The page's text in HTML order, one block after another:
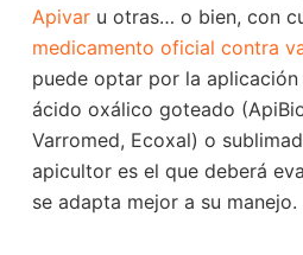
Apivaru otras… o bien, con
medicamento oficial contra
puede optar por la
ácido oxálico goteado
Varromed, Ecoxal) o
apicultor es el que deberá
se adapta mejor a su manejo.